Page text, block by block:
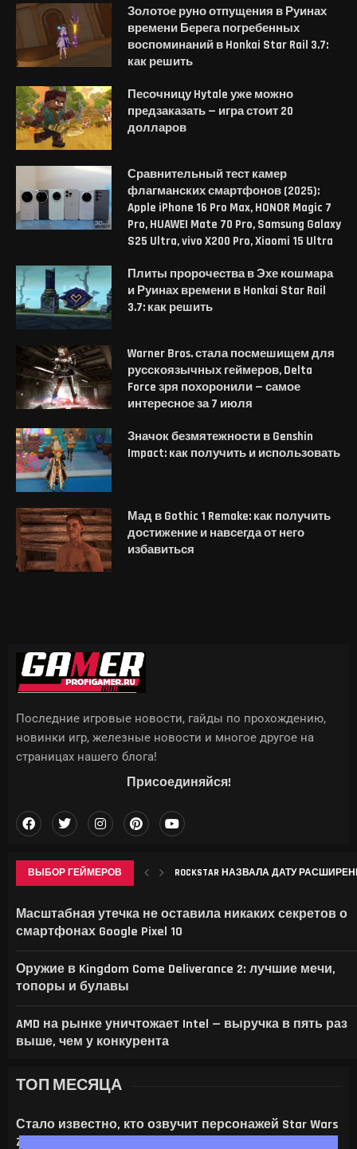
Золотое руно отпущения в Руинах
времени Берега погребенных
воспоминаний в Honkai Star Rail 3.7:
как решить
Песочницу Hytale уже можно
предзаказать — игра стоит 20
долларов
Сравнительный тест камер
флагманских смартфонов (2025):
Apple iPhone 16 Pro Max, HONOR Magic 7
Pro, HUAWEI Mate 70 Pro, Samsung Galaxy
S25 Ultra, vivo X200 Pro, Xiaomi 15 Ultra
Плиты пророчества в Эхе кошмара
и Руинах времени в Honkai Star Rail
3.7: как решить
Warner Bros. стала посмешищем для
русскоязычных геймеров, Delta
Force зря похоронили — самое
интересное за 7 июля
Значок безмятежности в Genshin
Impact: как получить и использовать
Мад в Gothic 1 Remake: как получить
достижение и навсегда от него
избавиться
ВЫБОР ГЕЙМЕРОВ ROCKSTAR НАЗВАЛА ДАТУ
Масштабная утечка не оставила никаких секретов о
смартфонах Google Pixel 10
Оружие в Kingdom Come Deliverance 2: лучшие мечи,
топоры и булавы
AMD на рынке уничтожает Intel — выручка в пять раз
выше, чем у конкурента
Последние игровые новости, гайды по прохождению,
новинки игр, железные новости и многое другое на
страницах нашего блога!
Присоединяйся!
ТОП МЕСЯЦА
Стало известно, кто озвучит персонажей Star Wars
Zero Company